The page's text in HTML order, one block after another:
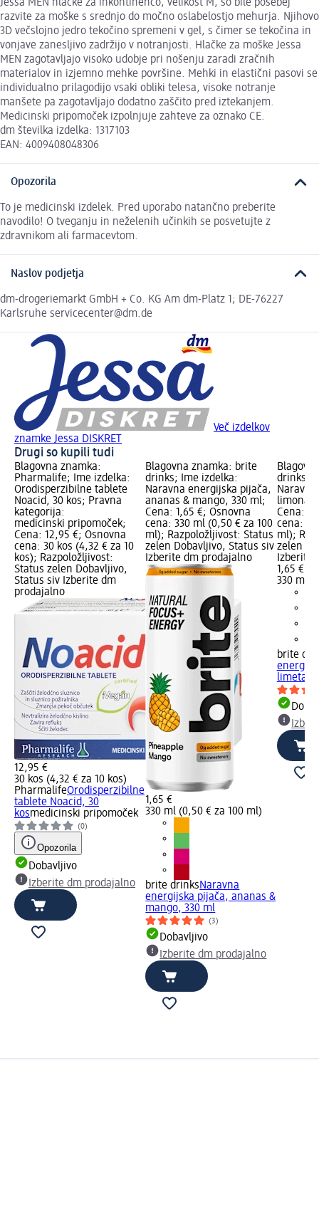
Jessa MEN hlačke za inkontinenco, velikost M, so bile posebej
razvite za moške s srednjo do močno oslabelostjo mehurja. Njihovo
3D večslojno jedro tekočino spremeni v gel, s čimer se tekočina in
vonjave zanesljivo zadržijo v notranjosti. Hlačke za moške Jessa
MEN zagotavljajo visoko udobje pri nošenju zaradi zračnih
materialov in izjemno mehke površine. Mehki in elastični pasovi se
individualno prilagodijo vsaki obliki telesa, visoke notranje
manšete pa zagotavljajo dodatno zaščito pred iztekanjem.
Medicinski pripomoček izpolnjuje zahteve za oznako CE.
dm številka izdelka: 1317103
EAN: 4009408048306
Opozorila
To je medicinski izdelek. Pred uporabo natančno preberite
navodilo! O tveganju in neželenih učinkih se posvetujte z
zdravnikom ali farmacevtom.
Naslov podjetja
dm-drogeriemarkt GmbH + Co. KG Am dm-Platz 1; DE-76227
Karlsruhe servicecenter@dm.de
Več izdelkov
znamke Jessa DISKRET
Drugi so kupili tudi
Blagovna znamka:
Pharmalife; Ime izdelka:
Orodisperzibilne tablete
Noacid, 30 kos; Pravna
kategorija:
medicinski pripomoček;
Cena: 12,95 €; Osnovna
cena: 30 kos (4,32 € za 10
kos); Razpoložljivost:
Status zelen Dobavljivo,
Status siv Izberite dm
prodajalno
12,95 €
30 kos (4,32 € za 10 kos)
PharmalifeOrodisperzibilne
tablete Noacid, 30
kosmedicinski pripomoček
(0)
Opozorila
Dobavljivo
Izberite dm prodajalno
Blagovna znamka: brite
drinks; Ime izdelka:
Naravna energijska pijača,
ananas & mango, 330 ml;
Cena: 1,65 €; Osnovna
cena: 330 ml (0,50 € za 100
ml); Razpoložljivost: Status
zelen Dobavljivo, Status siv
Izberite dm prodajalno
1,65 €
330 ml (0,50 € za 100 ml)
brite drinksNaravna
energijska pijača, ananas &
mango, 330 ml
(3)
Dobavljivo
Izberite dm prodajalno
drinks;
limona
Cena:
cena:
ml);
zelen
Izberite
1,65 €
330 ml
brite
limeta,